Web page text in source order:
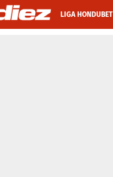
LIGA HONDUBET